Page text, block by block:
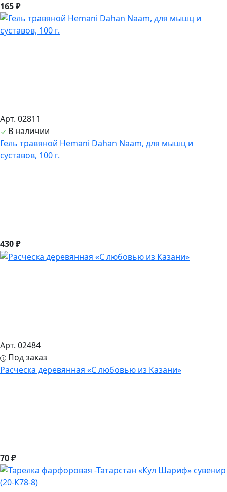
165 ₽
Арт. 02811
В наличии
Гель травяной Hemani Dahan Naam, для мышц и
суставов, 100 г.
430 ₽
Арт. 02484
Под заказ
Расческа деревянная «С любовью из Казани»
70 ₽